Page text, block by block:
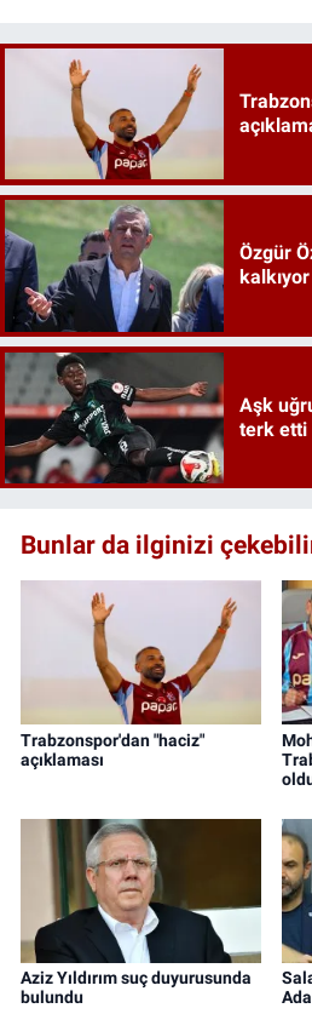
Özgür
Aşk
terk etti
Bunlar da ilginizi
Trabzonspor'dan "haciz"
açıklaması
Aziz Yıldırım suç duyurusunda
bulundu